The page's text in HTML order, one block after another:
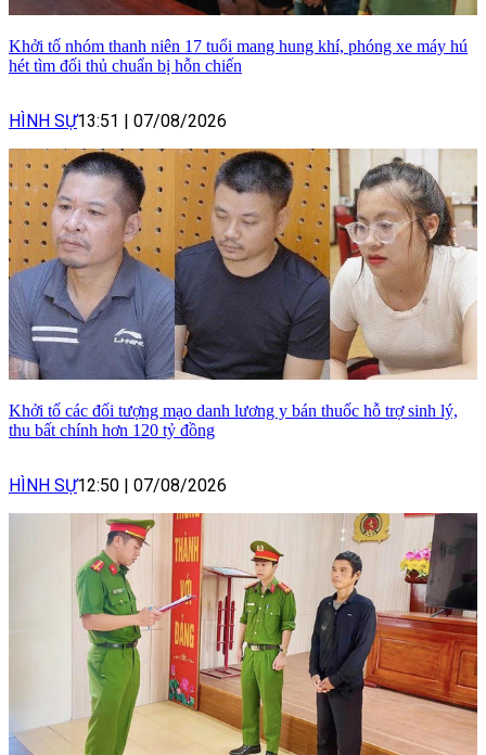
Khởi tố nhóm thanh niên 17 tuổi mang hung khí, phóng xe máy hú
hét tìm đối thủ chuẩn bị hỗn chiến
HÌNH SỰ13:51 | 07/08/2026
Khởi tố các đối tượng mạo danh lương y bán thuốc hỗ trợ sinh lý,
thu bất chính hơn 120 tỷ đồng
HÌNH SỰ12:50 | 07/08/2026